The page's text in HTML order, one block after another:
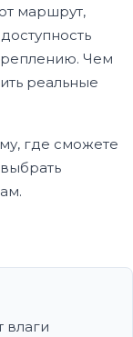
маршрут,
Чем
реальные
где сможете
влаги